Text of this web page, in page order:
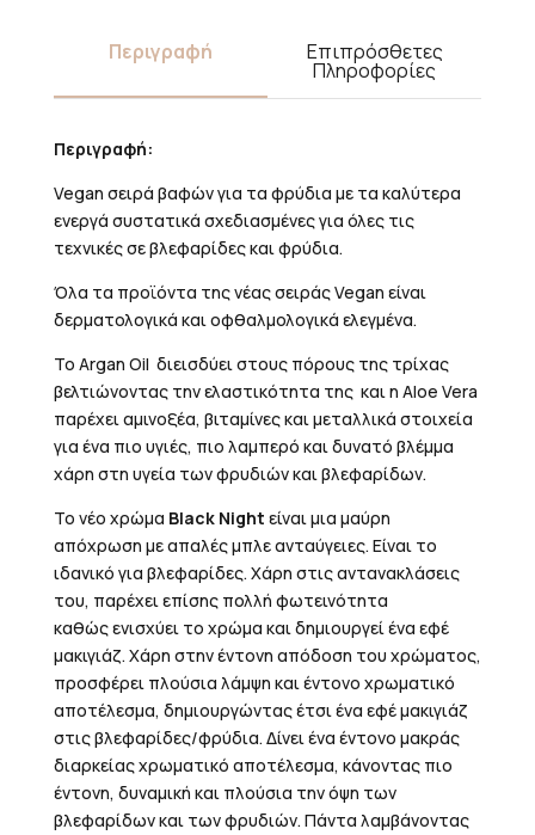
Περιγραφή Επιπρόσθετες
Πληροφορίες
Περιγραφή:
Vegan σειρά βαφών για τα φρύδια με τα καλύτερα
ενεργά συστατικά σχεδιασμένες για όλες τις
τεχνικές σε βλεφαρίδες και φρύδια.
Όλα τα προϊόντα της νέας σειράς Vegan είναι
δερματολογικά και οφθαλμολογικά ελεγμένα.
Το Argan Oil διεισδύει στους πόρους της τρίχας
βελτιώνοντας την ελαστικότητα της και η Aloe Vera
παρέχει αμινοξέα, βιταμίνες και μεταλλικά στοιχεία
για ένα πιο υγιές, πιο λαμπερό και δυνατό βλέμμα
χάρη στη υγεία των φρυδιών και βλεφαρίδων.
Το νέο χρώμα Black Night είναι μια μαύρη
απόχρωση με απαλές μπλε ανταύγειες. Είναι το
ιδανικό για βλεφαρίδες. Χάρη στις αντανακλάσεις
του, παρέχει επίσης πολλή φωτεινότητα
καθώς ενισχύει το χρώμα και δημιουργεί ένα εφέ
μακιγιάζ. Χάρη στην έντονη απόδοση του χρώματος,
προσφέρει πλούσια λάμψη και έντονο χρωματικό
αποτέλεσμα, δημιουργώντας έτσι ένα εφέ μακιγιάζ
στις βλεφαρίδες/φρύδια. Δίνει ένα έντονο μακράς
διαρκείας χρωματικό αποτέλεσμα, κάνοντας πιο
έντονη, δυναμική και πλούσια την όψη των
βλεφαρίδων και των φρυδιών. Πάντα λαμβάνοντας